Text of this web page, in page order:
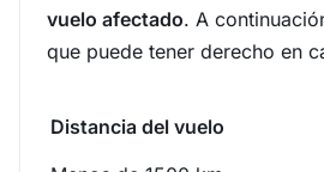
vuelo afectado. A
que puede tener derecho en
Distancia del vuelo